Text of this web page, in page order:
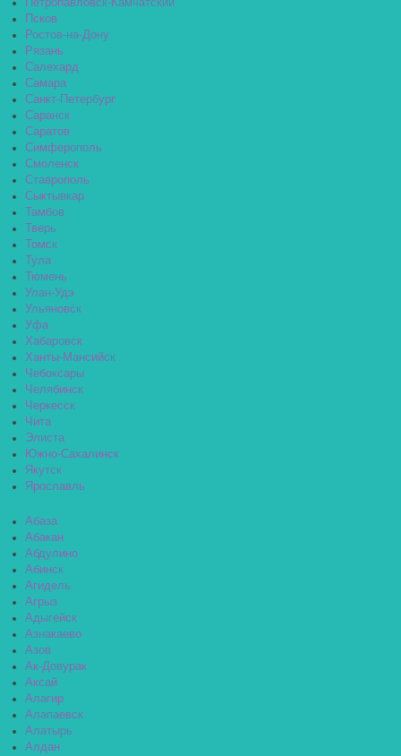
Петропавловск-Камчатский
Псков
Ростов-на-Дону
Рязань
Салехард
Самара
Санкт-Петербург
Саранск
Саратов
Симферополь
Смоленск
Ставрополь
Сыктывкар
Тамбов
Тверь
Томск
Тула
Тюмень
Улан-Удэ
Ульяновск
Уфа
Хабаровск
Ханты-Мансийск
Чебоксары
Челябинск
Черкесск
Чита
Элиста
Южно-Сахалинск
Якутск
Ярославль
Абаза
Абакан
Абдулино
Абинск
Агидель
Агрыз
Адыгейск
Азнакаево
Азов
Ак-Довурак
Аксай
Алагир
Алапаевск
Алатырь
Алдан